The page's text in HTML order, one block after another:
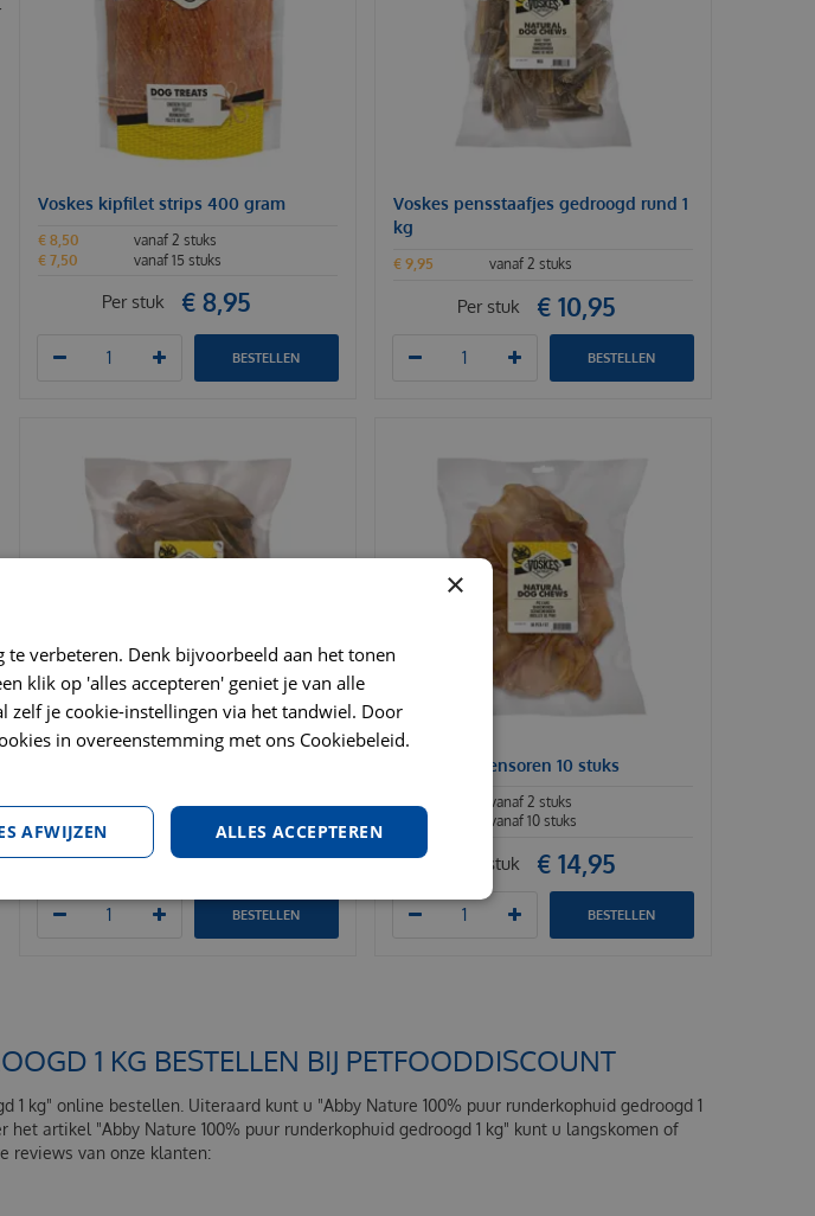
Voskes kipfilet strips 400 gram
vanaf 2 stuks
€ 8,50
vanaf 15 stuks
€ 7 50
€ 8,95
Per stuk
BESTELLEN
Voskes pensstaafjes gedroogd rund 1
kg
vanaf 2 stuks
€ 9,95
€ 10,95
Per stuk
BESTELLEN
14,95
Per stuk
BESTELLEN
Voskes varkensoren 10 stuks
vanaf 2 stuks
vanaf 10 stuks
€ 14,95
Per stuk
BESTELLEN
1 KG BESTELLEN BIJ PETFOODDISCOUNT
kg" online bestellen. Uiteraard kunt u "Abby Nature 100% puur runderkophuid gedroogd 1
artikel "Abby Nature 100% puur runderkophuid gedroogd 1 kg" kunt u langskomen of
reviews van onze klanten:
×
verbeteren. Denk bijvoorbeeld aan het tonen
klik op 'alles accepteren' geniet je van alle
zelf je cookie-instellingen via het tandwiel. Door
in overeenstemming met ons Cookiebeleid.
ALLES ACCEPTEREN
AFWIJZEN